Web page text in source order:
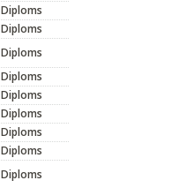
Diploms
Diploms
Diploms
Diploms
Diploms
Diploms
Diploms
Diploms
Diploms